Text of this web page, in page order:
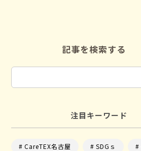
記事を検索する
注目キーワード
CareTEX名古屋 SDGｓ